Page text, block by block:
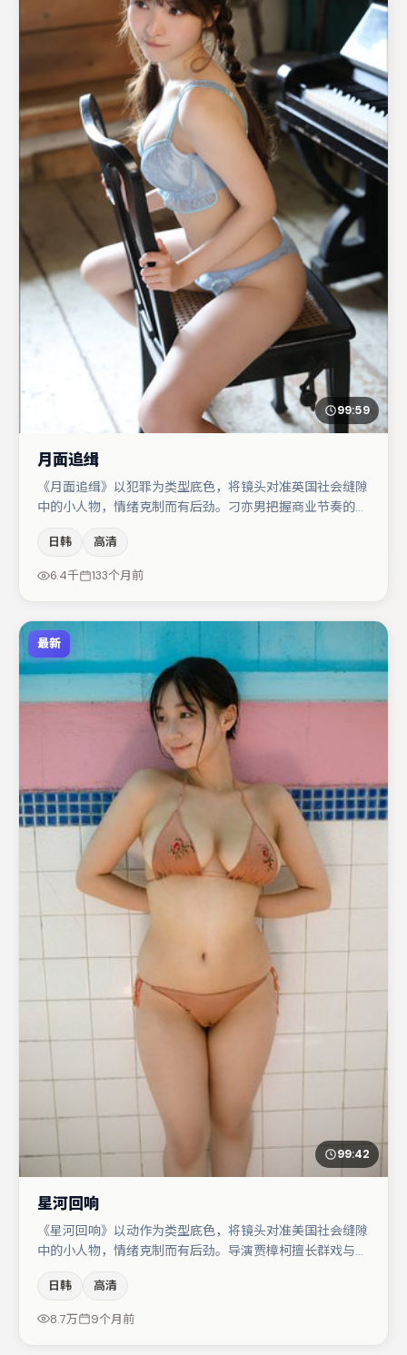
99:59
月面追缉
《月面追缉》以犯罪为类型底色，将镜头对准英国社会缝隙
中的小人物，情绪克制而有后劲。刁亦男把握商业节奏的同
王千源的对手戏构成全片情感锚点，廖凡则以细节塑造推动
谜题层层揭开。若你偏爱强类型与清晰主线，这部作品值得
日韩 高清
6.4千 133个月前
最新
99:42
星河回响
《星河回响》以动作为类型底色，将镜头对准美国社会缝隙
中的小人物，情绪克制而有后劲。导演贾樟柯擅长群戏与空
弗与赵丽颖的对手戏构成全片情感锚点，孔刘则以细节塑造
推动谜题层层揭开。节奏紧凑、反转有度，值得列入片单。
日韩 高清
8.7万 9个月前